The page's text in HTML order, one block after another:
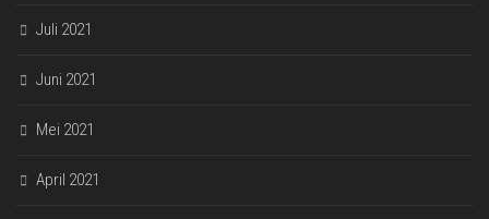
Juli 2021
Juni 2021
Mei 2021
April 2021